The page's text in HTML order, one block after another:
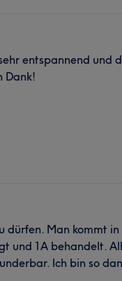
entspannend und
Dank!
dürfen. Man kommt in
und 1A behandelt.
Ich bin so